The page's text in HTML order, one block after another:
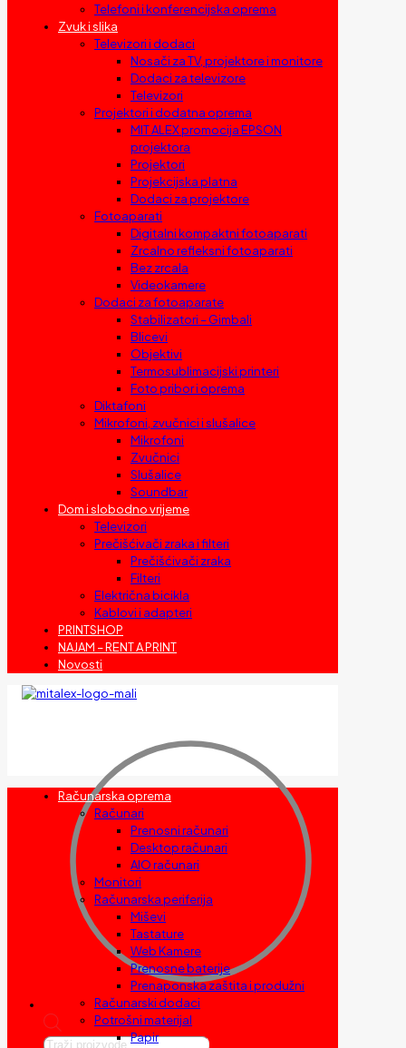
Telefoni i konferencijska oprema
Zvuk i slika
Televizori i dodaci
Nosači za TV, projektore i monitore
Dodaci za televizore
Televizori
Projektori i dodatna oprema
MIT ALEX promocija EPSON
projektora
Projektori
Projekcijska platna
Dodaci za projektore
Fotoaparati
Digitalni kompaktni fotoaparati
Zrcalno refleksni fotoaparati
Bez zrcala
Videokamere
Dodaci za fotoaparate
Stabilizatori – Gimbali
Blicevi
Objektivi
Termosublimacijski printeri
Foto pribor i oprema
Diktafoni
Mikrofoni, zvučnici i slušalice
Mikrofoni
Zvučnici
Slušalice
Soundbar
Dom i slobodno vrijeme
Televizori
Prečišćivači zraka i filteri
Prečišćivači zraka
Filteri
Električna bicikla
Kablovi i adapteri
PRINTSHOP
NAJAM – RENT A PRINT
Novosti
Products
Računarska oprema
Računari
Prenosni računari
Desktop računari
AIO računari
Monitori
Računarska periferija
Miševi
Tastature
Web Kamere
Prenosne baterije
Prenaponska zaštita i produžni
Računarski dodaci
Potrošni materijal
Papir